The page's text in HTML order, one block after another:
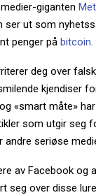
giganten
ser ut som
penger på bitcoin.
deg over
kjendiser
«smart måte»
som utgir seg
andre seriøse
av Facebook og
seg over disse